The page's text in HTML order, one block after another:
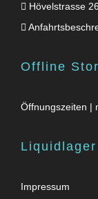
Hövelstrasse
Offline
Öffnungszeiten |
Liquidlager
Impressum